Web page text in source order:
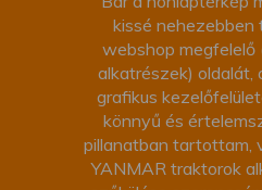
kissé nehezebben
webshop megfelelő
alkatrészek) oldalát,
grafikus
könnyű és
pillanatban tartottam,
YANMAR traktorok